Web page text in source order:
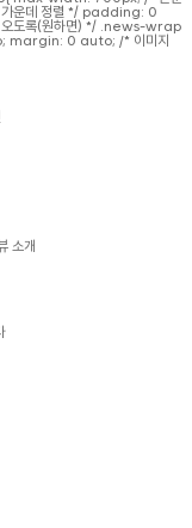
운데 정렬 */ padding: 0
오도록(원하면) */ .news-wrap
0 auto; /* 이미지
소개